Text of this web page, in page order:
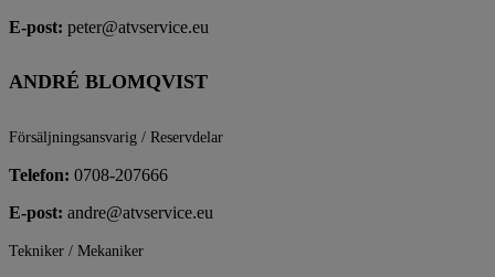
E-post: peter@atvservice.eu
ANDRÉ BLOMQVIST
Försäljningsansvarig / Reservdelar
Telefon: 0708-207666
E-post: andre@atvservice.eu
Tekniker / Mekaniker